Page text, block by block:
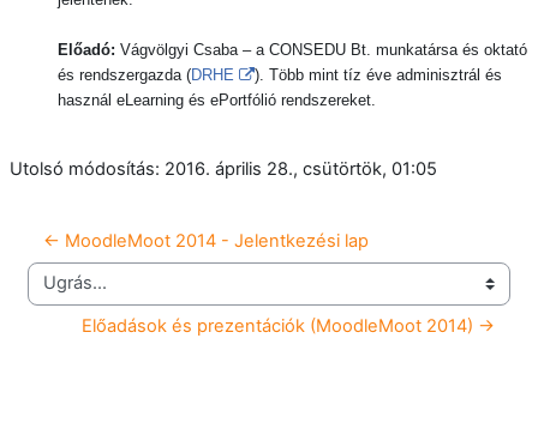
Előadó: Vágvölgyi Csaba – a CONSEDU Bt. munkatársa és oktató
és rendszergazda (DRHE ). Több mint tíz éve adminisztrál és
használ eLearning és ePortfólió rendszereket.
Utolsó módosítás: 2016. április 28., csütörtök, 01:05
← MoodleMoot 2014 - Jelentkezési lap
Ugrás...
Előadások és prezentációk (MoodleMoot 2014) →